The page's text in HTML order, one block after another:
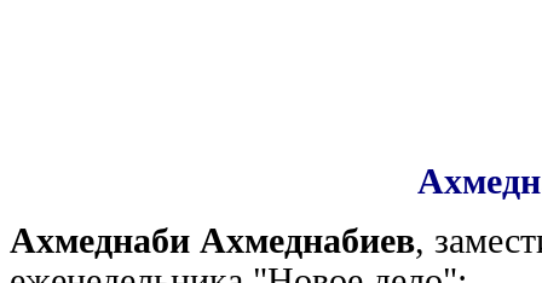
Ахмеднаби Ахмеднабиев,